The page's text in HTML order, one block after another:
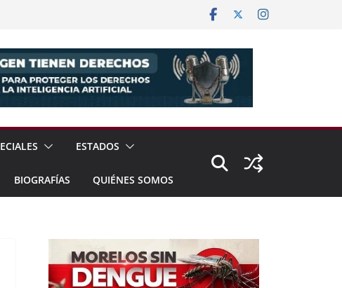
ESTADOS
BIOGRAFÍAS QUIÉNES SOMOS